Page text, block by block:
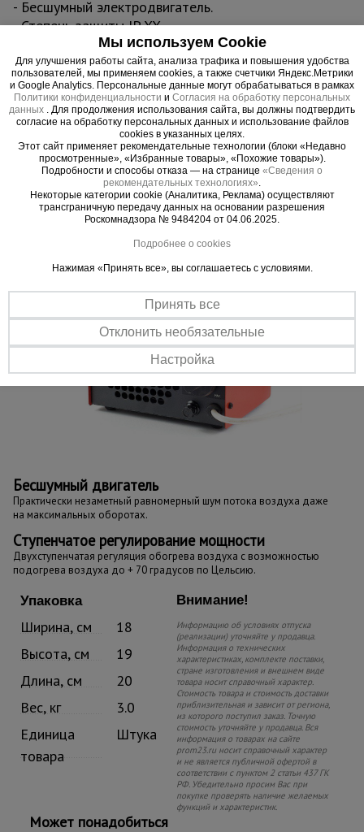
- Бесшумный электродвигатель.
- Степень защиты IP XX.
Важные преимущества –
эффективная работа
Не сжигает кислород
ТЭН изготовлен из нержавеющей стали.
Прочный корпус
Стальной корпус защищен от коррозии.
Бесшумный двигатель
Практически незаметный равномерный шум потока воздуха даже
на максимальных оборотах.
Ступенчатое регулирование мощности
Двухступенчатая регуляция обогрева воздуха с возможностью
подогрева воздуха до + 70 градусов по Цельсию.
Упаковка
Ширина, см
18
Высота, см
19
Длина, см
20
Вес, кг
3.0
Единица
товара
Штука
Внимание!
Информацию об условиях отпуска
(реализации) уточняйте у продавца.
Информация о технических
характеристиках, комплекте поставки,
стране изготовления и внешнем виде
товара носит справочный характер.
Стоимость товара и стоимость доставки
приблизительная и зависит от региона,
из которого поступил заказ. Точную
стоимость уточняйте у продавца. Вся
информация о товарах на сайте
prom23.ru носит справочный характер
и не является публичной офертой в
соответствии с пунктом 2 статьи 437 ГК
РФ. Убедительно просим Вас при
покупке проверять наличие желаемых
функций и характеристик.
Может понадобиться
Мы используем Cookie
Для улучшения работы сайта, анализа трафика и повышения удобства
пользователей, мы применяем cookies, а также счетчики Яндекс.Метрики
и Google Analytics. Персональные данные могут обрабатываться в рамках
Политики конфиденциальности и Согласия на обработку персональных
данных . Для продолжения использования сайта, вы должны подтвердить
согласие на обработку персональных данных и использование файлов
cookies в указанных целях.
Этот сайт применяет рекомендательные технологии (блоки «Недавно
просмотренные», «Избранные товары», «Похожие товары»).
Подробности и способы отказа — на странице «Сведения о
рекомендательных технологиях».
Некоторые категории cookie (Аналитика, Реклама) осуществляют
трансграничную передачу данных на основании разрешения
Роскомнадзора № 9484204 от 04.06.2025.
Подробнее о cookies
Нажимая «Принять все», вы соглашаетесь с условиями.
Принять все
Отклонить необязательные
Настройка